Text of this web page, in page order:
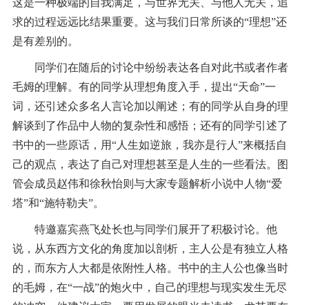
求的过程远远比结果重要。这与我们日常所谈的“理想”还
是有差别的。
同学们在随后的讨论中纷纷表达各自对此书或者作者
毛姆的理解。有的同学从理想角度入手，提出“天命”一
词，还引述众多名人言论加以阐述；有的同学从自身的理
解谈到了作品中人物的复杂性和感悟；还有的同学引述了
书中的一些原话，用“人生如逆旅，我亦是行人”来概括自
己的观点，表达了自己对理想甚至是人生的一些看法。图
管会成员赵伟和徐秋怡则与大家专题解析小说中人物“爱
塔”和“施特勒夫”。
特邀嘉宾燕飞处长也与同学们展开了积极讨论。他
说，从东西方文化的角度加以剖析，主人公是有独立人格
的，而东方人大都是依附性人格。书中的主人公也像当时
的毛姆，在“一战”的炮火中，自己的理想与现实发生无尽